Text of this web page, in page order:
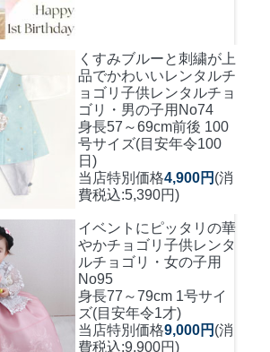
くすみブルーと刺繍が上
品でかわいいレンタルチ
ョゴリ 子供レンタルチョ
ゴリ・男の子用No74
身長57～69cm前後 100
号サイズ(目安年令100
日)
当店特別価格4,900円 (消
費税込:5,390円)
イベントにピッタリの華
やかチョゴリ 子供レンタ
ルチョゴリ・女の子用
No95
身長77～79cm 1号サイ
ズ(目安年令1才)
当店特別価格9,000円 (消
費税込:9,900円)